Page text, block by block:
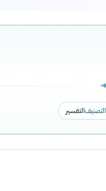
التصنيفالتفسير